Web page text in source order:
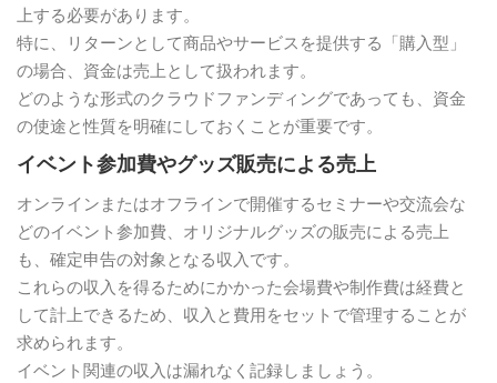
上する必要があります。
特に、リターンとして商品やサービスを提供する「購入型」
の場合、資金は売上として扱われます。
どのような形式のクラウドファンディングであっても、資金
の使途と性質を明確にしておくことが重要です。
イベント参加費やグッズ販売による売上
オンラインまたはオフラインで開催するセミナーや交流会な
どのイベント参加費、オリジナルグッズの販売による売上
も、確定申告の対象となる収入です。
これらの収入を得るためにかかった会場費や制作費は経費と
して計上できるため、収入と費用をセットで管理することが
求められます。
イベント関連の収入は漏れなく記録しましょう。